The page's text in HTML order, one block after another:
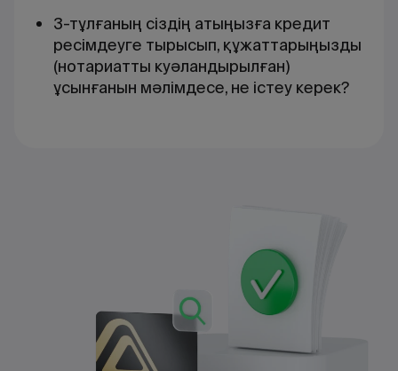
3-тұлғаның сіздің атыңызға кредит
ресімдеуге тырысып, құжаттарыңызды
(нотариатты куәландырылған)
ұсынғанын мәлімдесе, не істеу керек?